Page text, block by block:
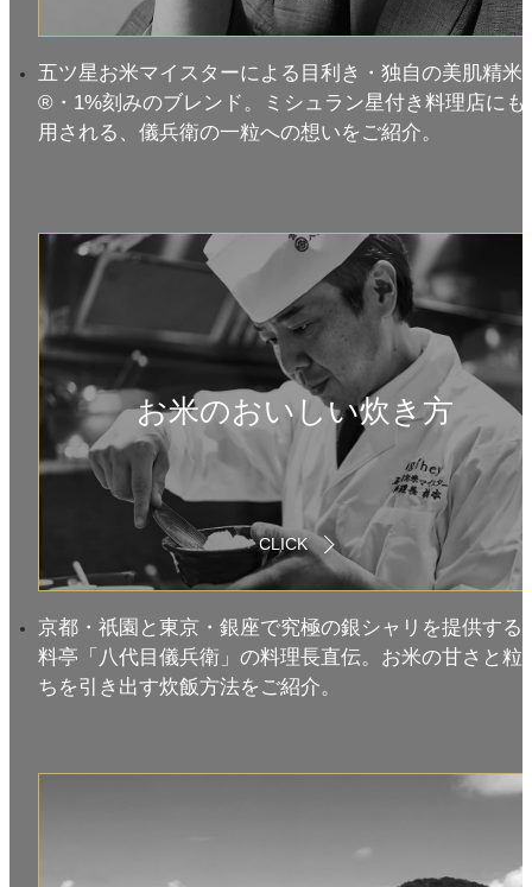
五ツ星お米マイスターによる目利き・独自の美肌精米
®・1%刻みのブレンド。ミシュラン星付き料理店にも
用される、儀兵衛の一粒への想いをご紹介。
お米のおいしい炊き方
CLICK
京都・祇園と東京・銀座で究極の銀シャリを提供する
料亭「八代目儀兵衛」の料理長直伝。お米の甘さと粒
ちを引き出す炊飯方法をご紹介。